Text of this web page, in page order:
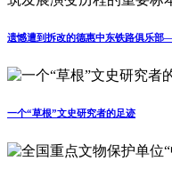
遗憾遭到拆改的德惠中东铁路俱乐
一个“草根”文史研究者的足迹